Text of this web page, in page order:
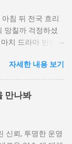
예요! 지금 바로
가봅시다! 컴프야
응모? 꿀팁으로
까요? 너무 걱정
이스터 에그를 찾
여러분의 손쉬운
이유가 없겠죠? 게
침 뒤 전국 흐리
망칠까 걱정하셨
치 드라마 반전처
일, 따뜻한 햇살에
에 당황하지 않도
을 친절하고 유
말의 마지막을 완
현명한 대비책! 일
자세한 내용 보기
만나봐
신뢰, 투명한 운영